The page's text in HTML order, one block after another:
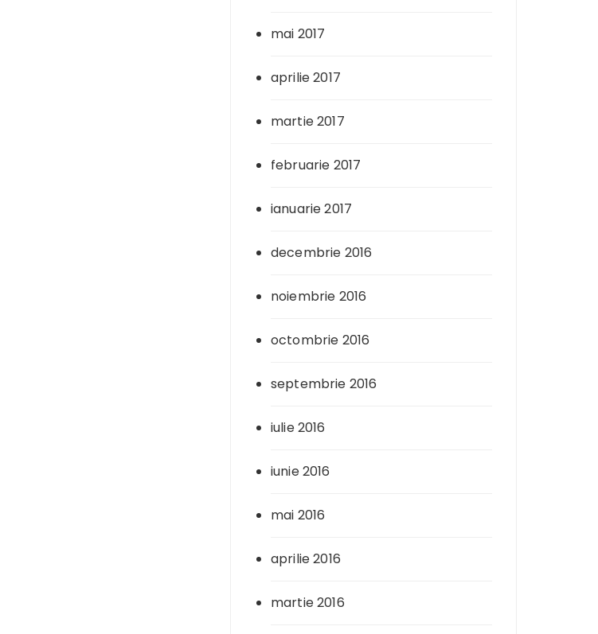
mai 2017
aprilie 2017
martie 2017
februarie 2017
ianuarie 2017
decembrie 2016
noiembrie 2016
octombrie 2016
septembrie 2016
iulie 2016
iunie 2016
mai 2016
aprilie 2016
martie 2016